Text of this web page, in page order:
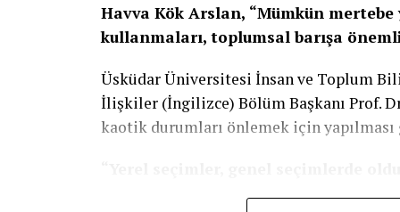
Genel göz sağlığının uygun olması
Uzmanlar işlem sonrasında doktorun
belirtiyor.
Smile Lazer tedavisi hakkında daha
resmi internet sitesinde yer alan bilgilere
Havva Kök Arslan, “Mümkün
kullanmaları, toplumsal barışa
Üsküdar Üniversitesi İnsan ve Toplum
İlişkiler (İngilizce) Bölüm Başkanı Prof.
kaotik durumları önlemek için